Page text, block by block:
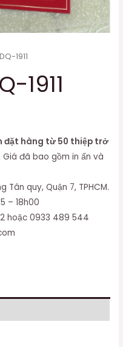
1911
1911
đặt hàng từ 50 thiệp trở
Giá đã bao gồm in ấn và
Tân quy, Quận 7, TPHCM.
– 18h00
hoặc 0933 489 544